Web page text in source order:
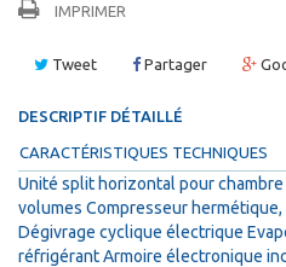
IMPRIMER
Tweet Partager
DESCRIPTIF DÉTAILLÉ
CARACTÉRISTIQUES TECHNIQUES
Unité split horizontal pour
volumes Compresseur
Dégivrage cyclique électrique
réfrigérant Armoire électronique